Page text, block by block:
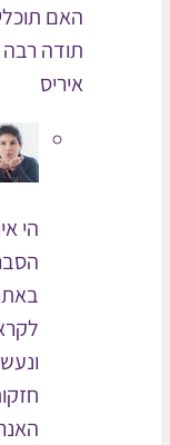
האם תוכלי
תודה רבה
pm
הי איריס,
באתר שלי.
ונעשות
חזקות
האנרגייה